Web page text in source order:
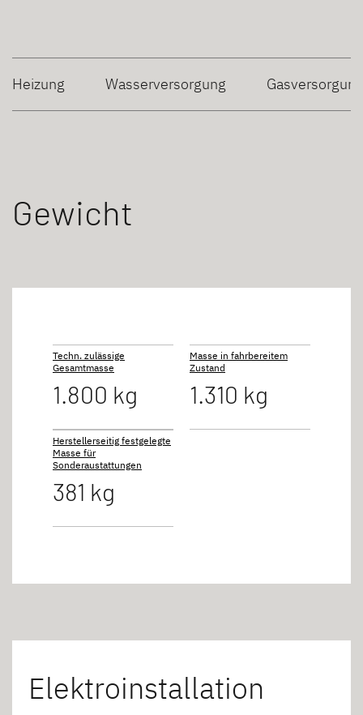
Heizung Wasserversorgung Gasversorgung
Gewicht
Techn. zulässige
Gesamtmasse
1.800 kg
Masse in fahrbereitem
Zustand
1.310 kg
Herstellerseitig festgelegte
Masse für
Sonderaustattungen
381 kg
Elektroinstallation